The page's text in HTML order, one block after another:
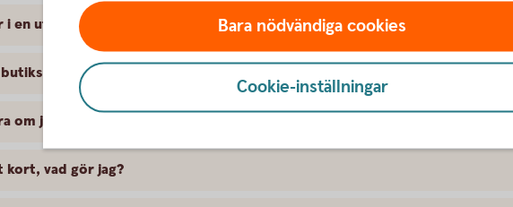
i en uttagsautomat med Fitbit Pay?
medlemsprogram när jag handlar med Fitbit Pay?
om jag blivit av med min smartklocka?
vad gör jag?
Bara nödvändiga cookies
Cookie-inställningar